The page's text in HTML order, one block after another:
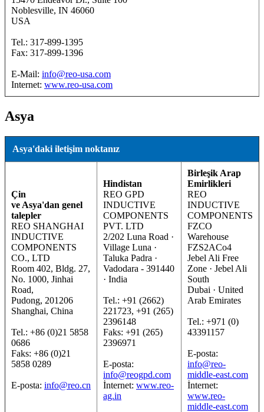
Noblesville, IN 46060
USA
Tel.: 317-899-1395
Fax: 317-899-1396
E-Mail: info@reo-usa.com
Internet: www.reo-usa.com
Asya
Asya'daki iletişim noktanız
Çin
ve Asya'dan genel
talepler
REO SHANGHAI
INDUCTIVE
COMPONENTS
CO., LTD
Room 402, Bldg. 27,
No. 1000, Jinhai
Road,
Pudong, 201206
Shanghai, China
Tel.: +86 (0)21 5858
0686
Faks: +86 (0)21
5858 0289
E-posta: info@reo.cn
Hindistan
REO GPD
INDUCTIVE
COMPONENTS
PVT. LTD
2/202 Luna Road ·
Village Luna ·
Taluka Padra ·
Vadodara - 391440
· India
Tel.: +91 (2662)
221723, +91 (265)
2396148
Faks: +91 (265)
2396971
E-posta:
info@reogpd.com
İnternet: www.reo-
ag.in
Birleşik Arap
Emirlikleri
REO
INDUCTIVE
COMPONENTS
FZCO
Warehouse
FZS2ACo4
Jebel Ali Free
Zone · Jebel Ali
South
Dubai · United
Arab Emirates
Tel.: +971 (0)
43391157
E-posta:
info@reo-
middle-east.com
İnternet:
www.reo-
middle-east.com